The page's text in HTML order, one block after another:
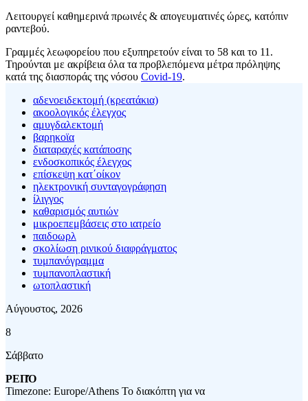
Λειτουργεί καθημερινά πρωινές & απογευματινές ώρες, κατόπιν
ραντεβού.
Γραμμές λεωφορείου που εξυπηρετούν είναι το 58 και το 11.
Τηρούνται με ακρίβεια όλα τα προβλεπόμενα μέτρα πρόληψης
κατά της διασποράς της νόσου Covid-19.
αδενοειδεκτομή (κρεατάκια)
ακοολογικός έλεγχος
αμυγδαλεκτομή
βαρηκοϊα
διαταραχές κατάποσης
ενδοσκοπικός έλεγχος
επίσκεψη κατ΄οίκον
ηλεκτρονική συνταγογράφηση
ίλιγγος
καθαρισμός αυτιών
μικροεπεμβάσεις στο ιατρείο
παιδοωρλ
σκολίωση ρινικού διαφράγματος
τυμπανόγραμμα
τυμπανοπλαστική
ωτοπλαστική
Αύγουστος, 2026
8
Σάββατο
ΡΕΠΌ
Timezone: Europe/Athens Το διακόπτη για να